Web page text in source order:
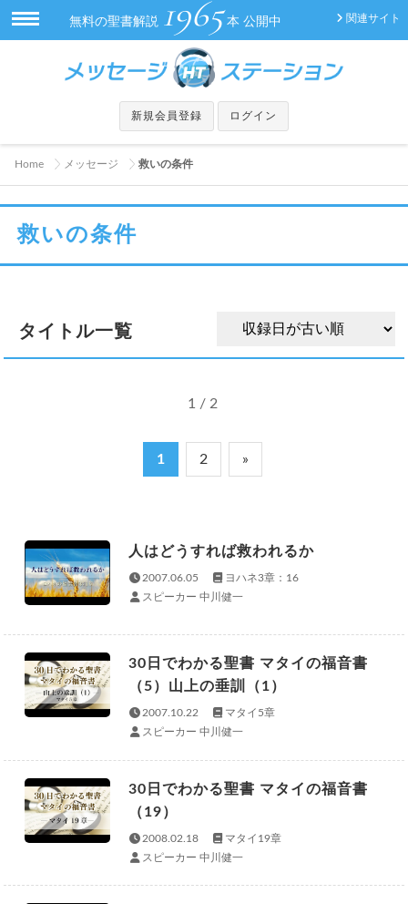
関連サイト
無料の聖書解説 1965 本 公開中
新規会員登録 ログイン
Home メッセージ 救いの条件
救いの条件
タイトル一覧
1 / 2
1 2 »
人はどうすれば救われるか
2007.06.05
ヨハネ3章：16
スピーカー 中川健一
30日でわかる聖書 マタイの福音書
（5）山上の垂訓（1）
2007.10.22
マタイ5章
スピーカー 中川健一
30日でわかる聖書 マタイの福音書
（19）
2008.02.18
マタイ19章
スピーカー 中川健一